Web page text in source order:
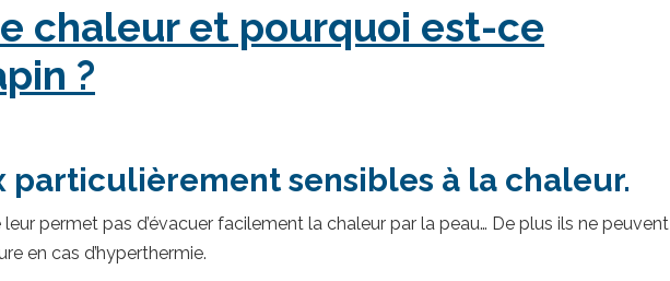
chaleur et pourquoi est-ce
?
particulièrement sensibles à la chaleur.
permet pas d’évacuer facilement la chaleur par la peau… De plus ils ne peuvent
en cas d’hyperthermie.